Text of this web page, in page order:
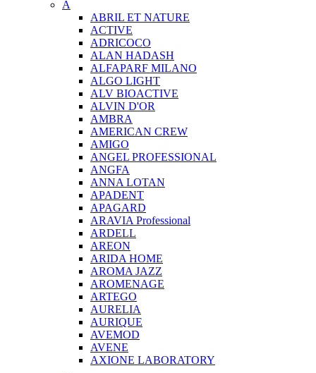
A
ABRIL ET NATURE
ACTIVE
ADRICOCO
ALAN HADASH
ALFAPARF MILANO
ALGO LIGHT
ALV BIOACTIVE
ALVIN D'OR
AMBRA
AMERICAN CREW
AMIGO
ANGEL PROFESSIONAL
ANGFA
ANNA LOTAN
APADENT
APAGARD
ARAVIA Professional
ARDELL
AREON
ARIDA HOME
AROMA JAZZ
AROMENAGE
ARTEGO
AURELIA
AURIQUE
AVEMOD
AVENE
AXIONE LABORATORY